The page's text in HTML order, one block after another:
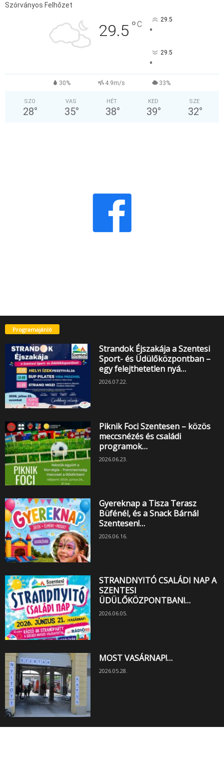
Szórványos Felhőzet
29.5 °C 29.5
°
29.5
°
30% 4.9m/s 33%
SZO
28°
VAS
35°
HÉT
38°
KED
39°
SZE
32°
Programajánló
Strandok Éjszakája a Szentesi
Sport- és Üdülőközpontban –
egy felejthetetlen nyá…
2026.07.22.
Piknik Foci Szentesen – közös
meccsnézés és családi
programok…
2026.06.23.
Gyereknap a Tisza Terasz
Büfénél, és a Snack Bárnál
Szentesen!…
2026.06.16.
STRANDNYITÓ CSALÁDI NAP A
SZENTESI
ÜDÜLŐKÖZPONTBAN!…
2026.06.05.
MOST VASÁRNAP!…
2026.05.28.